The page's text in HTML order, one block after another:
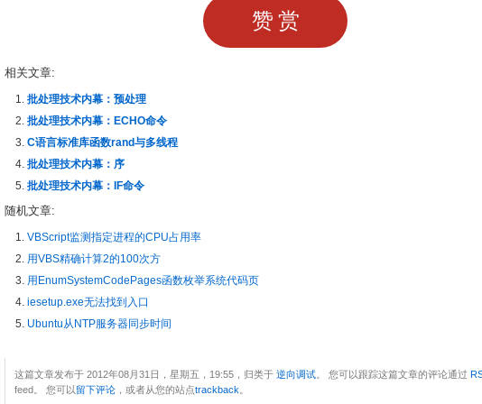
赞赏
相关文章:
批处理技术内幕：预处理
批处理技术内幕：ECHO命令
C语言标准库函数rand与多线程
批处理技术内幕：序
批处理技术内幕：IF命令
随机文章:
VBScript监测指定进程的CPU占用率
用VBS精确计算2的100次方
用EnumSystemCodePages函数枚举系统代码页
iesetup.exe无法找到入口
Ubuntu从NTP服务器同步时间
这篇文章发布于 2012年08月31日，星期五，19:55，归类于 逆向调试 。 您可以跟踪这篇文章的评论通过
feed。 您可以 留下评论 ，或者从您的站点trackback